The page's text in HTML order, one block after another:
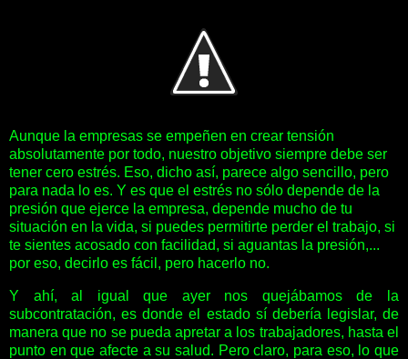
Aunque la empresas se empeñen en crear tensión
absolutamente por todo, nuestro objetivo siempre debe ser
tener cero estrés. Eso, dicho así, parece algo sencillo, pero
para nada lo es. Y es que el estrés no sólo depende de la
presión que ejerce la empresa, depende mucho de tu
situación en la vida, si puedes permitirte perder el trabajo, si
te sientes acosado con facilidad, si aguantas la presión,...
por eso, decirlo es fácil, pero hacerlo no.
Y ahí, al igual que ayer nos quejábamos de la
subcontratación, es donde el estado sí debería legislar, de
manera que no se pueda apretar a los trabajadores, hasta el
punto en que afecte a su salud. Pero claro, para eso, lo que